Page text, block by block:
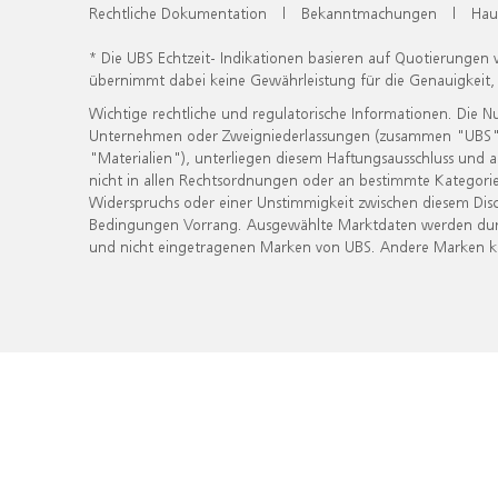
Rechtliche Dokumentation | Bekanntmachungen |
* Die UBS Echtzeit- Indikationen basieren auf
übernimmt dabei keine Gewährleistung für die
Wichtige rechtliche und regulatorische Informationen. Die
Unternehmen oder Zweigniederlassungen (zusammen
"Materialien"), unterliegen diesem Haftungsausschluss
nicht in allen Rechtsordnungen oder an bestimmte
Widerspruchs oder einer Unstimmigkeit zwischen diesem
Bedingungen Vorrang. Ausgewählte Marktdaten werden
und nicht eingetragenen Marken von UBS. Andere Marken